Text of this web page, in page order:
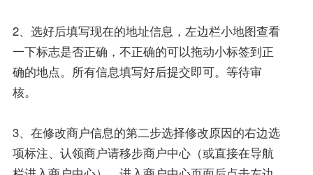
2、选好后填写现在的地址信息，左边栏小地图查看
一下标志是否正确，不正确的可以拖动小标签到正
确的地点。所有信息填写好后提交即可。等待审
核。
3、在修改商户信息的第二步选择修改原因的右边选
项标注、认领商户请移步商户中心（或直接在导航